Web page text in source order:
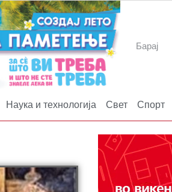
Наука и технологија Свет Спорт